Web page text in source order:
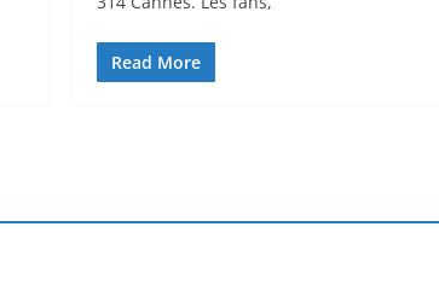
Read More